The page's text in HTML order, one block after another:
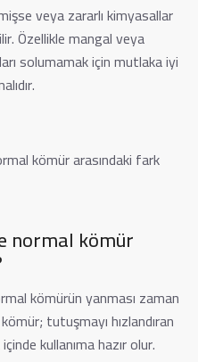
veya zararlı kimyasallar
Özellikle mangal veya
solumamak için mutlaka iyi
normal kömür
kömürün yanması zaman
tutuşmayı hızlandıran
kullanıma hazır olur.